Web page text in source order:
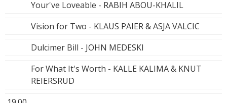
Your've Loveable - RABIH ABOU-KHALIL
Vision for Two - KLAUS PAIER & ASJA VALCIC
Dulcimer Bill - JOHN MEDESKI
For What It's Worth - KALLE KALIMA & KNUT
REIERSRUD